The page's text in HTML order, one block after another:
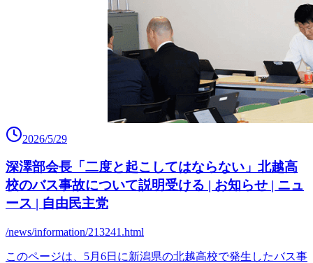
2026/5/29
深澤部会長「二度と起こしてはならない」北越高
校のバス事故について説明受ける | お知らせ | ニュ
ース | 自由民主党
/news/information/213241.html
このページは、5月6日に新潟県の北越高校で発生したバス事